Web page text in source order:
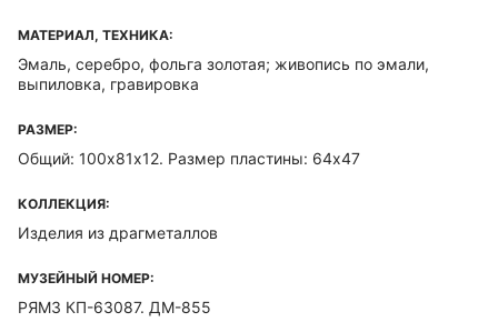
МАТЕРИАЛ, ТЕХНИКА:
Эмаль, серебро, фольга золотая; живопись по эмали,
выпиловка, гравировка
РАЗМЕР:
Общий: 100х81х12. Размер пластины: 64х47
КОЛЛЕКЦИЯ:
Изделия из драгметаллов
МУЗЕЙНЫЙ НОМЕР:
РЯМЗ КП-63087. ДМ-855